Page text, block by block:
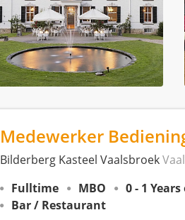
Medewerker
Bilderberg Kasteel Vaalsbroek
Fulltime
MBO 0 - 1
Bar / Restaurant